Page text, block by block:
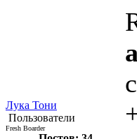
Лука Тони
Пользователи
Fresh Boarder